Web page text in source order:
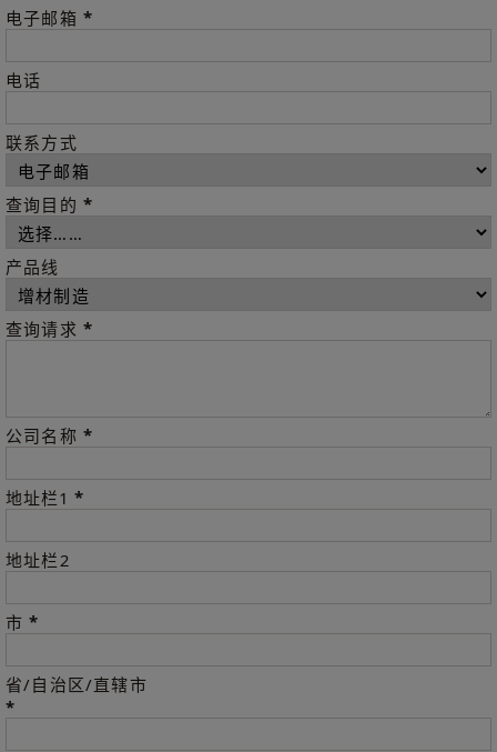
电子邮箱 *
电话
联系方式
查询目的 *
产品线
查询请求 *
公司名称 *
地址栏1 *
地址栏2
市*
省/自治区/直辖市
*